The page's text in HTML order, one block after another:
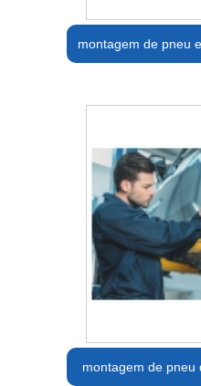
montagem de pneu
montagem de pneu